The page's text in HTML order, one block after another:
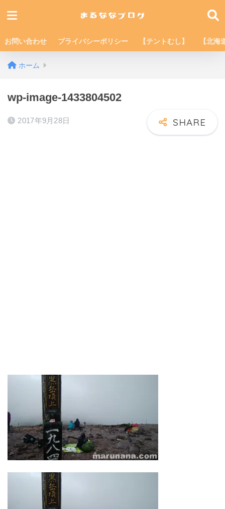
お問い合わせ プライバシーポリシー 【テントむし】 【北海
ホーム
wp-image-1433804502
2017年9月28日